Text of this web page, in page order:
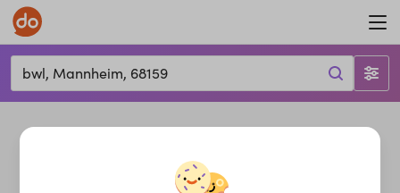
bwl, Mannheim, 68159